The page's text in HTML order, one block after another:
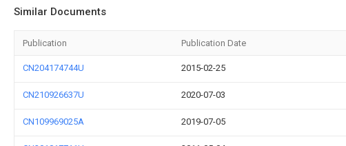
Similar Documents
Publication Publication Date
CN204174744U 2015-02-25
CN210926637U 2020-07-03
CN109969025A 2019-07-05